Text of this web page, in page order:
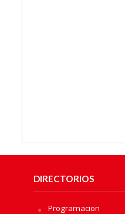
DIRECTORIOS
Programacion